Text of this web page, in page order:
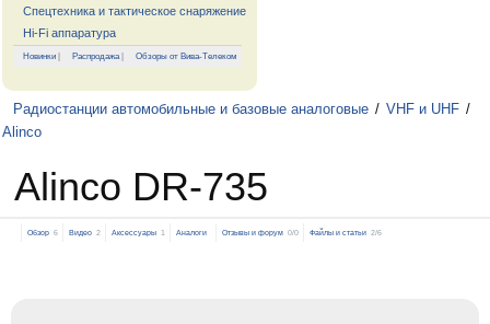
Спецтехника и тактическое снаряжение
Hi-Fi аппаратура
Новинки | Распродажа| Обзоры от Вива-Телеком
Радиостанции автомобильные и базовые аналоговые / VHF и UHF /
Alinco
Alinco DR-735
Обзор 6 Видео 2 Аксессуары 1 Аналоги Отзывы и форум 0/0 Файлы и статьи 2/6